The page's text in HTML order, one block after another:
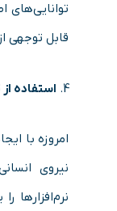
توانایی‌های
قابل‌ توجهی
استفاده
امروزه با
نیروی
نرم‌افزارها